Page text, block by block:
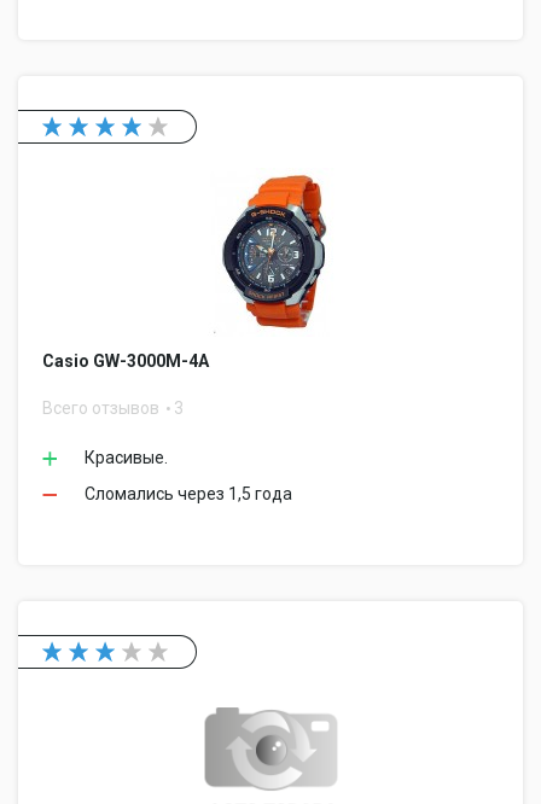
Casio GW-3000M-4A
Всего отзывов 3
Красивые.
Сломались через 1,5 года